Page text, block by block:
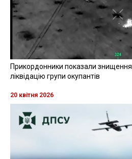
Прикордонники показали знищення
ліквідацію групи окупантів
20 квітня 2026